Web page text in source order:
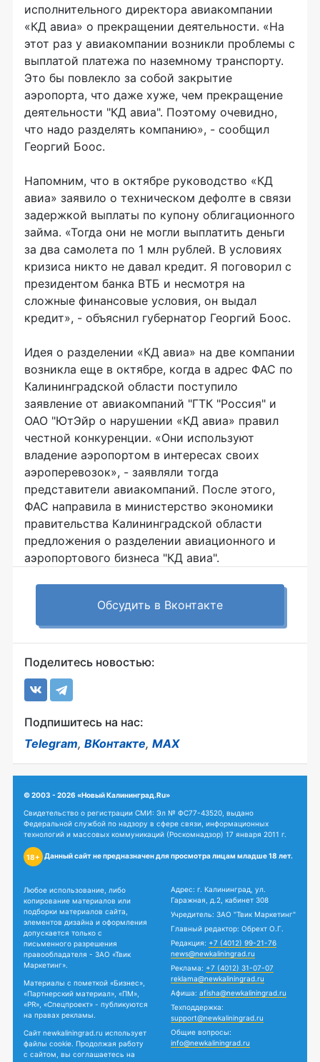
исполнительного директора авиакомпании
«КД авиа» о прекращении деятельности. «На
этот раз у авиакомпании возникли проблемы с
выплатой платежа по наземному транспорту.
Это бы повлекло за собой закрытие
аэропорта, что даже хуже, чем прекращение
деятельности "КД авиа". Поэтому очевидно,
что надо разделять компанию», - сообщил
Георгий Боос.
Напомним, что в октябре руководство «КД
авиа» заявило о техническом дефолте в связи
задержкой выплаты по купону облигационного
займа. «Тогда они не могли выплатить деньги
за два самолета по 1 млн рублей. В условиях
кризиса никто не давал кредит. Я поговорил с
президентом банка ВТБ и несмотря на
сложные финансовые условия, он выдал
кредит», - объяснил губернатор Георгий Боос.
Идея о разделении «КД авиа» на две компании
возникла еще в октябре, когда в адрес ФАС по
Калининградской области поступило
заявление от авиакомпаний "ГТК "Россия" и
ОАО "ЮтЭйр о нарушении «КД авиа» правил
честной конкуренции. «Они используют
владение аэропортом в интересах своих
аэроперевозок», - заявляли тогда
представители авиакомпаний. После этого,
ФАС направила в министерство экономики
правительства Калининградской области
предложения о разделении авиационного и
аэропортового бизнеса "КД авиа".
Обсудить в Вконтакте
Поделитесь новостью:
Подпишитесь на нас:
Telegram, ВКонтакте, MAX
© 2003 - 2026 «Новый Калининград.Ru»
Свидетельство о регистрации СМИ: Эл № ФС77-43520, выдано
Федеральной службой по надзору в сфере связи, информационных
технологий и массовых коммуникаций (Роскомнадзор) 17 января 2011 г.
18+ Данный сайт не предназначен для просмотра лицам младше 18 лет.
Любое использование, либо
копирование материалов или
подборки материалов сайта,
элементов дизайна и оформления
допускается только с
письменного разрешения
правообладателя - ЗАО «Твик
Маркетинг».
Материалы с пометкой «Бизнес»,
«Партнерский материал», «ПМ»,
«PR», «Спецпроект» - публикуются
на правах рекламы.
Сайт newkaliningrad.ru использует
файлы cookie. Продолжая работу
с сайтом, вы соглашаетесь на
Адрес: г. Калининград, ул.
Гаражная, д.2, кабинет 308
Учредитель: ЗАО "Твик Маркетинг"
Главный редактор: Обрехт О.Г.
Редакция: +7 (4012) 99-21-76
news@newkaliningrad.ru
Реклама: +7 (4012) 31-07-07
reklama@newkaliningrad.ru
Афиша: afisha@newkaliningrad.ru
Техподдержка:
support@newkaliningrad.ru
Общие вопросы:
info@newkaliningrad.ru